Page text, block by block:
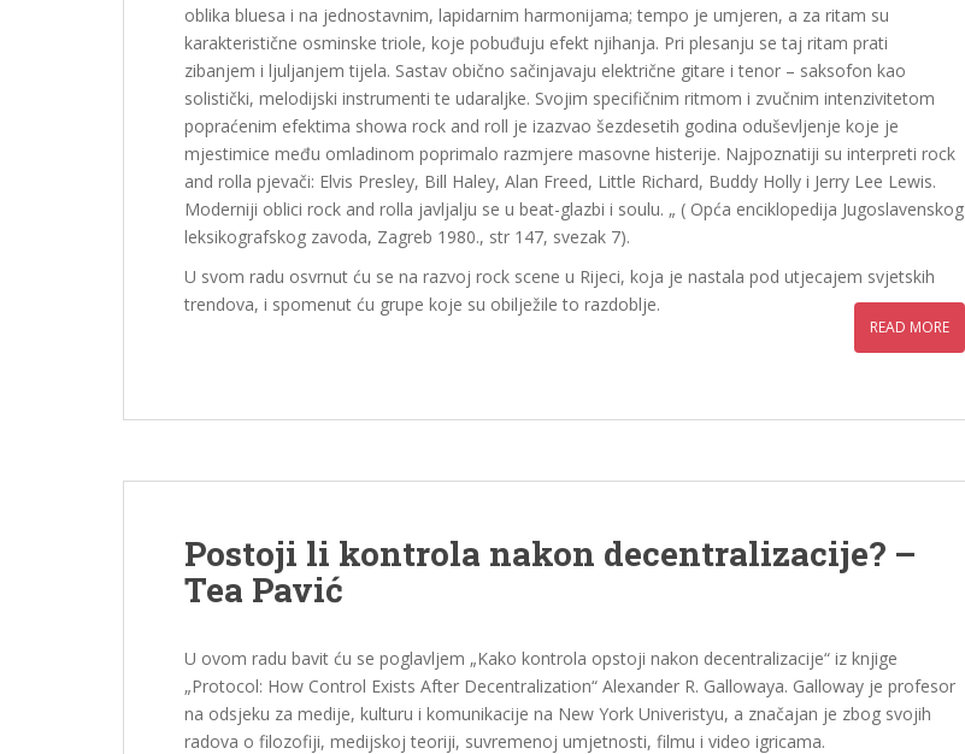
oblika bluesa i na jednostavnim, lapidarnim harmonijama; tempo je umjeren, a za ritam su
karakteristične osminske triole, koje pobuđuju efekt njihanja. Pri plesanju se taj ritam prati
zibanjem i ljuljanjem tijela. Sastav obično sačinjavaju električne gitare i tenor – saksofon kao
solistički, melodijski instrumenti te udaraljke. Svojim specifičnim ritmom i zvučnim intenzivitetom
popraćenim efektima showa rock and roll je izazvao šezdesetih godina oduševljenje koje je
mjestimice među omladinom poprimalo razmjere masovne histerije. Najpoznatiji su interpreti rock
and rolla pjevači: Elvis Presley, Bill Haley, Alan Freed, Little Richard, Buddy Holly i Jerry Lee Lewis.
Moderniji oblici rock and rolla javljalju se u beat-glazbi i soulu. „ ( Opća enciklopedija Jugoslavenskog
leksikografskog zavoda, Zagreb 1980., str 147, svezak 7).
U svom radu osvrnut ću se na razvoj rock scene u Rijeci, koja je nastala pod utjecajem svjetskih
trendova, i spomenut ću grupe koje su obilježile to razdoblje.
READ MORE
Postoji li kontrola nakon decentralizacije? –
Tea Pavić
U ovom radu bavit ću se poglavljem „Kako kontrola opstoji nakon decentralizacije“ iz knjige
„Protocol: How Control Exists After Decentralization“ Alexander R. Gallowaya. Galloway je profesor
na odsjeku za medije, kulturu i komunikacije na New York Univeristyu, a značajan je zbog svojih
radova o filozofiji, medijskoj teoriji, suvremenoj umjetnosti, filmu i video igricama.